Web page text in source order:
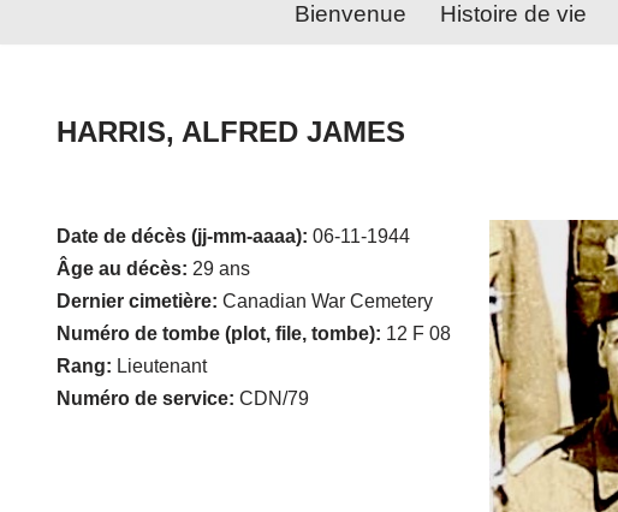
Bienvenue Histoire de vie
HARRIS, ALFRED JAMES
Date de décès (jj-mm-aaaa): 06-11-1944
Âge au décès: 29 ans
Dernier cimetière: Canadian War Cemetery
Numéro de tombe (plot, file, tombe): 12 F 08
Rang: Lieutenant
Numéro de service: CDN/79